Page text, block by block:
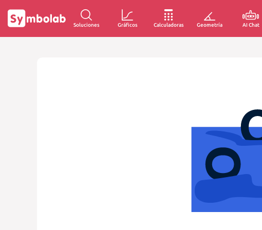
Soluciones Gráficos Calculadoras Geometría AI Chat